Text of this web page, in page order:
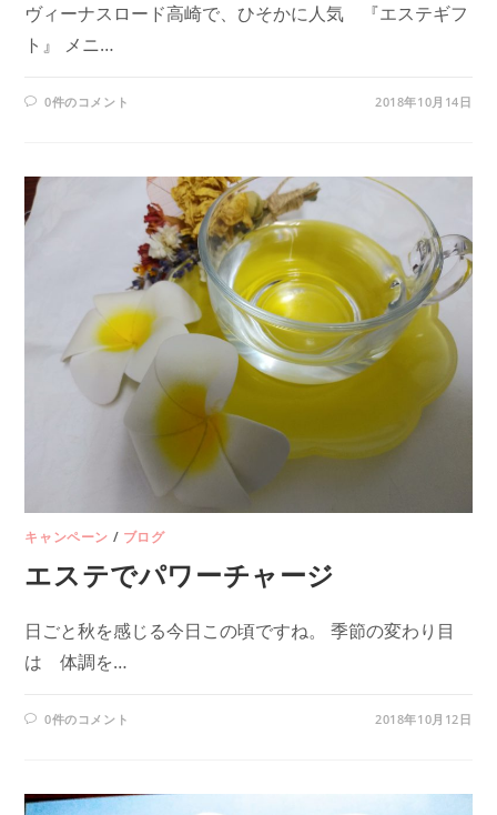
ヴィーナスロード高崎で、ひそかに人気 『エステギフ
ト』 メニ…
0件のコメント 2018年10月14日
キャンペーン / ブログ
エステでパワーチャージ
日ごと秋を感じる今日この頃ですね。 季節の変わり目
は 体調を…
0件のコメント 2018年10月12日